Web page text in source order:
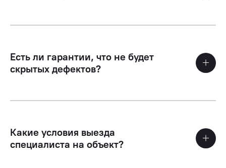
Есть ли гарантии, что не будет
скрытых дефектов?
Какие условия выезда
специалиста на объект?